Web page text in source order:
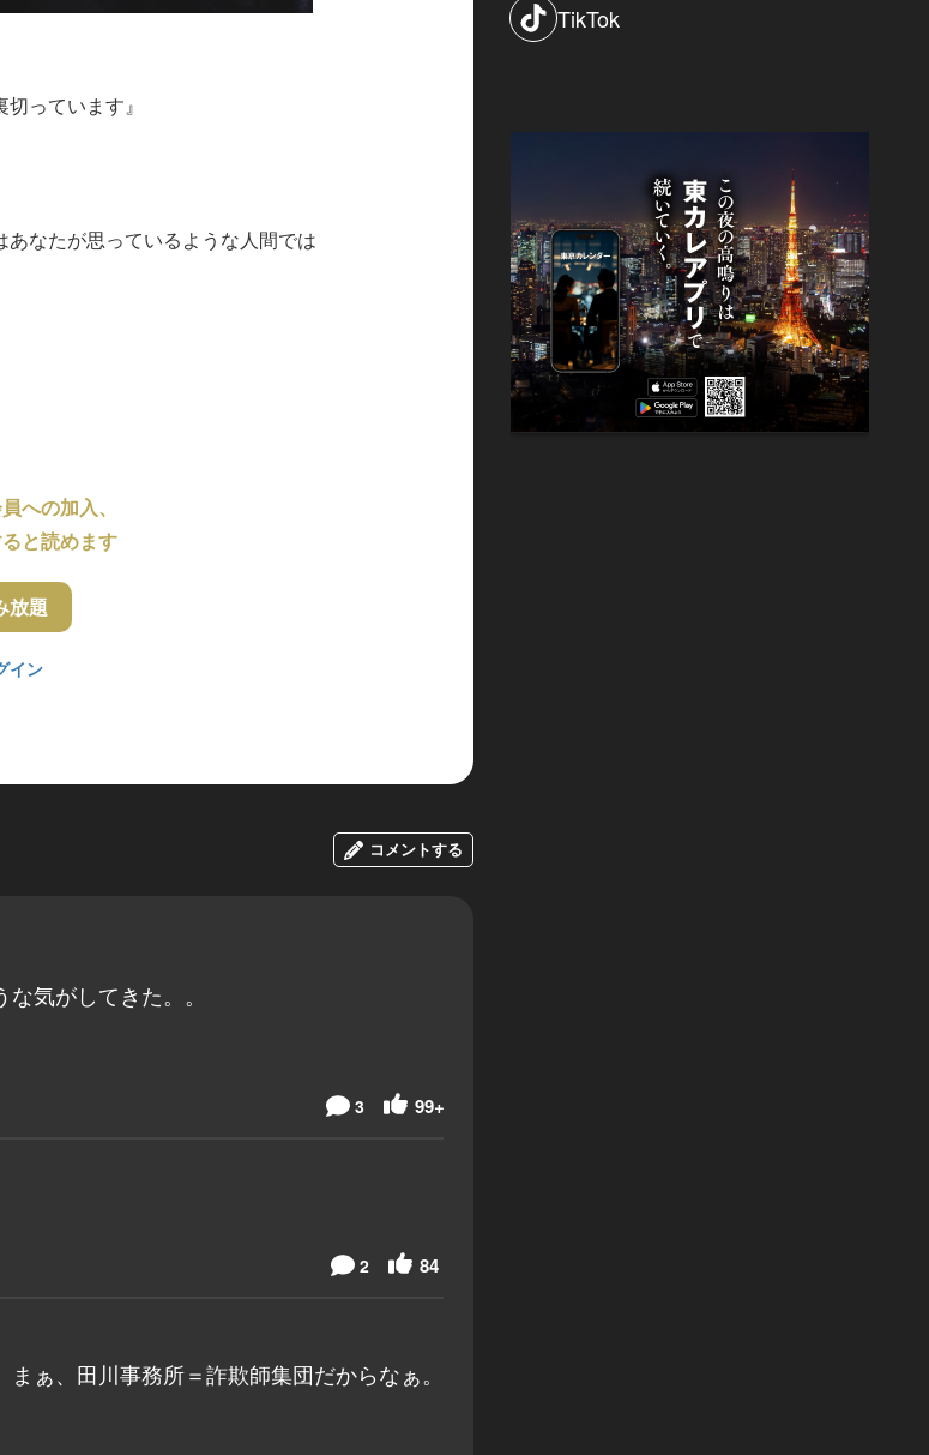
っています』
あなたが思っているような人間では
への加入、
と読めます
放題
イン
コメントする
気がしてきた。。
99+
3
84
2
ぁ、田川事務所＝詐欺師集団だからなぁ。
TikTok